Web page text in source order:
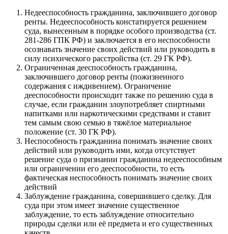
Недееспособность гражданина, заключившего договор
ренты. Недееспособность констатируется решением
суда, вынесенным в порядке особого производства (ст.
281-286 ГПК РФ) и заключается в его неспособности
осознавать значение своих действий или руководить в
силу психического расстройства (ст. 29 ГК РФ).
Ограниченная дееспособность гражданина,
заключившего договор ренты (пожизненного
содержания с иждивением). Ограничение
дееспособности происходит также по решению суда в
случае, если гражданин злоупотребляет спиртными
напитками или наркотическими средствами и ставит
тем самым свою семью в тяжёлое материальное
положение (ст. 30 ГК РФ).
Неспособность гражданина понимать значение своих
действий или руководить ими, когда отсутствует
решение суда о признании гражданина недееспособным
или ограничении его дееспособности, то есть
фактическая неспособность понимать значение своих
действий
Заблуждение гражданина, совершившего сделку. Для
суда при этом имеет значение существенное
заблуждение, то есть заблуждение относительно
природы сделки или её предмета и его существенных